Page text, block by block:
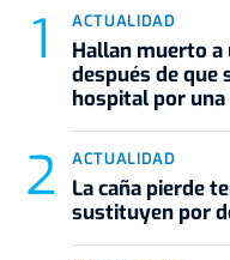
ACTUALIDAD
Hallan muerto a
después de que
hospital por
ACTUALIDAD
La caña pierde
sustituyen por